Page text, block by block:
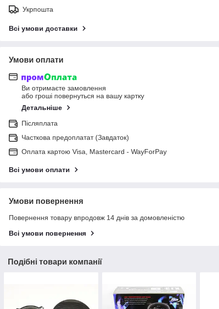
Укрпошта
Всі умови доставки
Умови оплати
Ви отримаєте замовлення
або гроші повернуться на вашу картку
Детальніше
Післяплата
Часткова предоплатат (Завдаток)
Оплата картою Visa, Mastercard - WayForPay
Всі умови оплати
Умови повернення
Повернення товару впродовж 14 днів за домовленістю
Всі умови повернення
Подібні товари компанії